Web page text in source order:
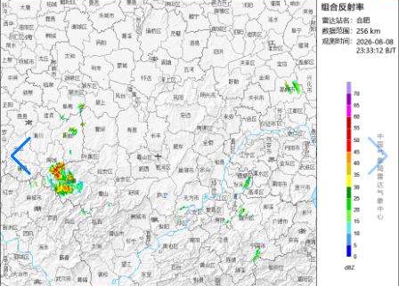
福建 江西 山东 河南 湖北 湖南 广东
广西 海南 重庆 四川 贵州 云南 西藏
陕西 甘肃 青海 宁夏 新疆
铜陵 宣城